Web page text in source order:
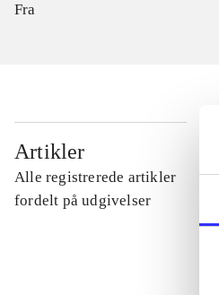
Fra
Artikler
Alle registrerede artikler
fordelt på udgivelser